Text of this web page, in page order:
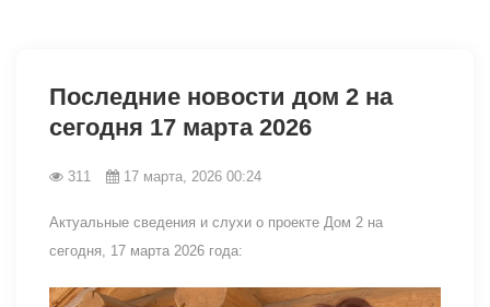
Последние новости дом 2 на
сегодня 17 марта 2026
311 17 марта, 2026 00:24
Актуальные сведения и слухи о проекте Дом 2 на
сегодня, 17 марта 2026 года: